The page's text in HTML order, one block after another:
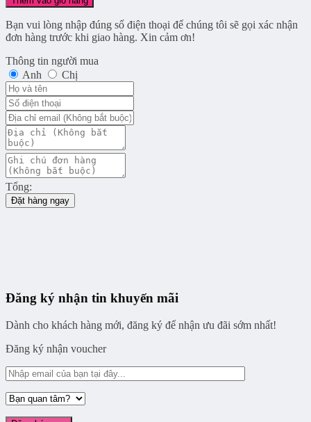
Bạn vui lòng nhập đúng số điện thoại để chúng tôi sẽ gọi xác nhận
đơn hàng trước khi giao hàng. Xin cảm ơn!
Thông tin người mua
Anh
Chị
Tổng:
Đặt hàng ngay
Đăng ký nhận tin khuyến mãi
Dành cho khách hàng mới, đăng ký để nhận ưu đãi sớm nhất!
Đăng ký nhận voucher